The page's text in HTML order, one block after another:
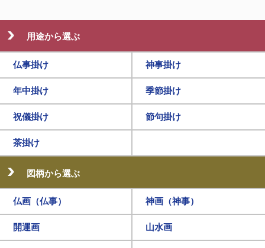
用途から選ぶ
仏事掛け 神事掛け
年中掛け 季節掛け
祝儀掛け 節句掛け
茶掛け
図柄から選ぶ
仏画（仏事） 神画（神事）
開運画 山水画